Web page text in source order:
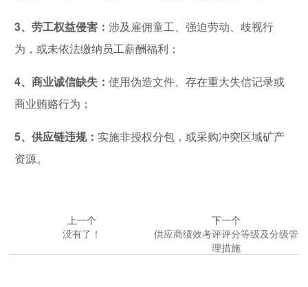
3、劳工权益侵害：涉及雇佣童工、强迫劳动、歧视行
为，或未依法缴纳员工薪酬福利；
4、商业诚信缺失：使用伪造文件、存在重大失信记录或
商业贿赂行为；
5、供应链违规： 实施非授权分包，或采购冲突区域矿产
资源。
上一个
没有了！
下一个
供应商绩效考评评分等级及分级管
理措施